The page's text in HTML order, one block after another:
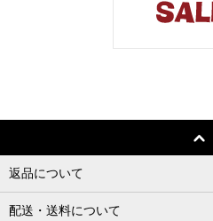
返品について
配送・送料について